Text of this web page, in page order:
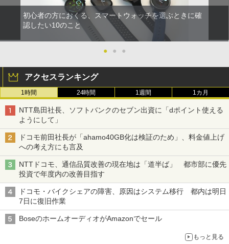
初心者の方におくる、スマートウォッチを選ぶときに確
認したい10のこと
● ● ●
アクセスランキング
1時間 24時間 1週間 1カ月
NTT島田社長、ソフトバンクのセブン出資に「dポイント使える
ようにして」
ドコモ前田社長が「ahamo40GB化は検証のため」、料金値上げ
への考え方にも言及
NTTドコモ、通信品質改善の現在地は「道半ば」 都市部に優先
投資で年度内の改善目指す
ドコモ・バイクシェアの障害、原因はシステム移行 都内は明日
7日に復旧作業
BoseのホームオーディオがAmazonでセール
もっと見る